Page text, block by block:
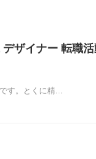
ザイナー 転職活
す。とくに精…